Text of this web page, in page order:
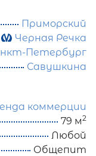
Приморский
Черная Речка
Петербург
Савушкина
коммерции
79 м2
Любой
Общепит